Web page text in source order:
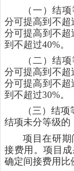
（一）结
分可提高到不超
分可提高到不超
到不超过40%。
（二）结
分可提高到不超
分可提高到不超
到不超过30%。
（三）结项
结项未分等级的
项目在研
接费用。项目
确定间接费用比